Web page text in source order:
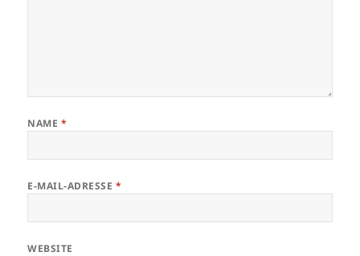
NAME *
E-MAIL-ADRESSE *
WEBSITE